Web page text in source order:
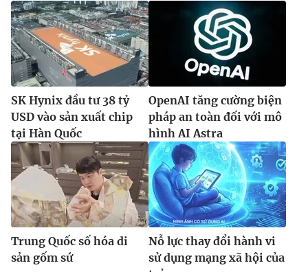
SK Hynix đầu tư 38 tỷ
USD vào sản xuất chip
tại Hàn Quốc
OpenAI tăng cường biện
pháp an toàn đối với mô
hình AI Astra
Trung Quốc số hóa di
sản gốm sứ
Nỗ lực thay đổi hành vi
sử dụng mạng xã hội của